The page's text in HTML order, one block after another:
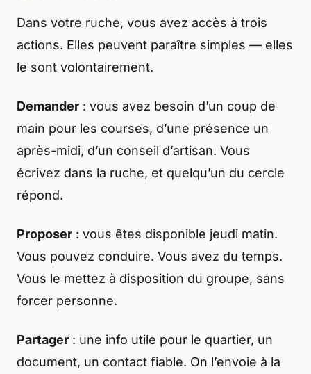
Dans votre ruche, vous avez accès à trois
actions. Elles peuvent paraître simples — elles
le sont volontairement.
Demander : vous avez besoin d’un coup de
main pour les courses, d’une présence un
après-midi, d’un conseil d’artisan. Vous
écrivez dans la ruche, et quelqu’un du cercle
répond.
Proposer : vous êtes disponible jeudi matin.
Vous pouvez conduire. Vous avez du temps.
Vous le mettez à disposition du groupe, sans
forcer personne.
Partager : une info utile pour le quartier, un
document, un contact fiable. On l’envoie à la